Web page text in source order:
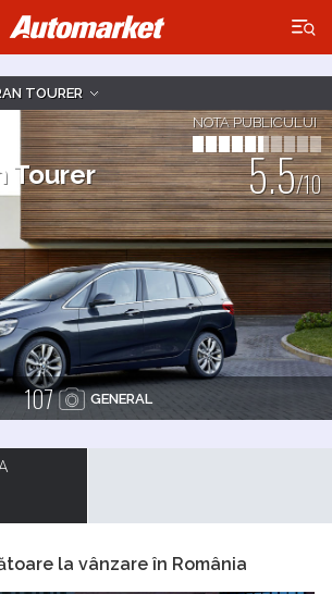
×
TOURER
Tourer
NOTA PUBLICULUI
5.5/10
107 GENERAL
la vânzare în România